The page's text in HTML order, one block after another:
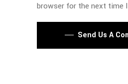
browser for the next time
Send Us A